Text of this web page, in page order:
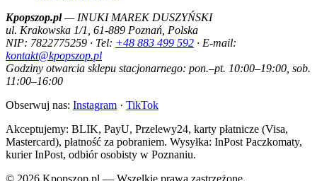
Kpopszop.pl— INUKI MAREK DUSZYŃSKI
ul. Krakowska 1/1, 61-889 Poznań, Polska
NIP: 7822775259 · Tel: +48 883 499 592 · E-mail:
kontakt@kpopszop.pl
Godziny otwarcia sklepu stacjonarnego: pon.–pt. 10:00–19:00, sob.
11:00–16:00
Obserwuj nas: Instagram · TikTok
Akceptujemy: BLIK, PayU, Przelewy24, karty płatnicze (Visa,
Mastercard), płatność za pobraniem. Wysyłka: InPost Paczkomaty,
kurier InPost, odbiór osobisty w Poznaniu.
© 2026 Kpopszop.pl — Wszelkie prawa zastrzeżone.